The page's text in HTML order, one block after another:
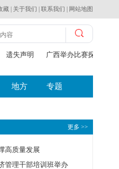
藏 关于我们 联系我们 网站地图
遗失声明 广西举办比赛探索中（
地方 专题
更多 >>
高质量发展
管理干部培训班举办